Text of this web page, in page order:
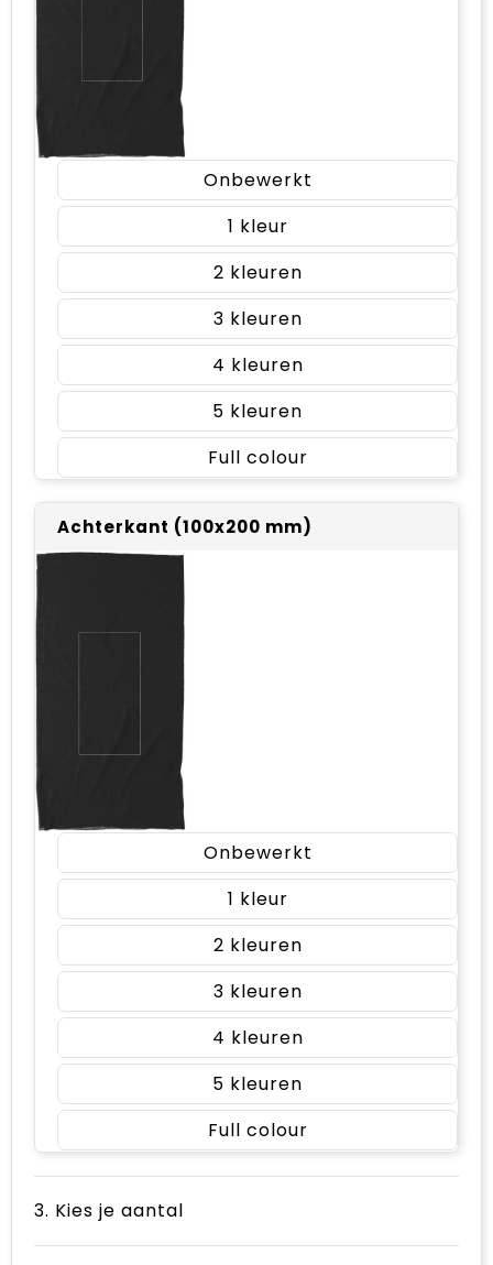
Onbewerkt
1
2
3
4
5
Full colour
Achterkant (100x200 mm)
Onbewerkt
1
2
3
4
5
Full colour
3. Kies je aantal